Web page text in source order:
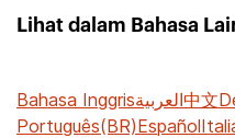
Lihat dalam Bahasa
Bahasa Inggrisالعربية中文
Português(BR)Español